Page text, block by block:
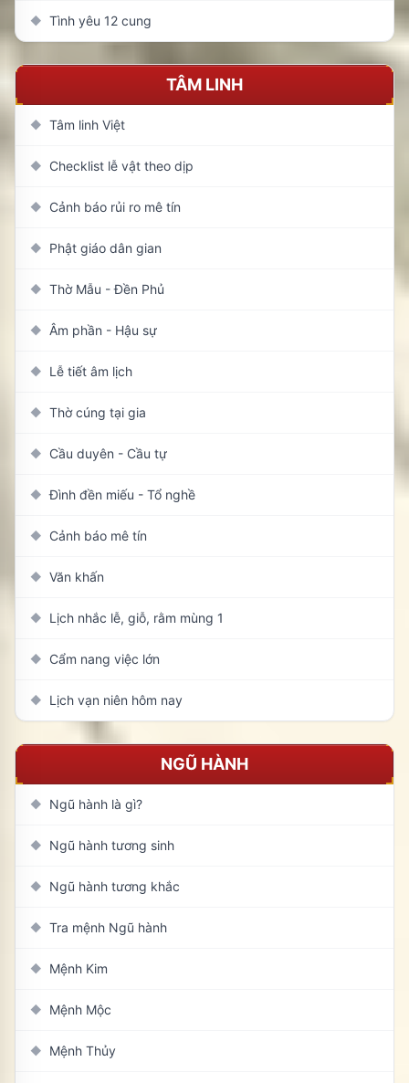
◆ Tình yêu 12 cung
TÂM LINH
◆ Tâm linh Việt
◆ Checklist lễ vật theo dịp
◆ Cảnh báo rủi ro mê tín
◆ Phật giáo dân gian
◆ Thờ Mẫu - Đền Phủ
◆ Âm phần - Hậu sự
◆ Lễ tiết âm lịch
◆ Thờ cúng tại gia
◆ Cầu duyên - Cầu tự
◆ Đình đền miếu - Tổ nghề
◆ Cảnh báo mê tín
◆ Văn khấn
◆ Lịch nhắc lễ, giỗ, rằm mùng 1
◆ Cẩm nang việc lớn
◆ Lịch vạn niên hôm nay
NGŨ HÀNH
◆ Ngũ hành là gì?
◆ Ngũ hành tương sinh
◆ Ngũ hành tương khắc
◆ Tra mệnh Ngũ hành
◆ Mệnh Kim
◆ Mệnh Mộc
◆ Mệnh Thủy